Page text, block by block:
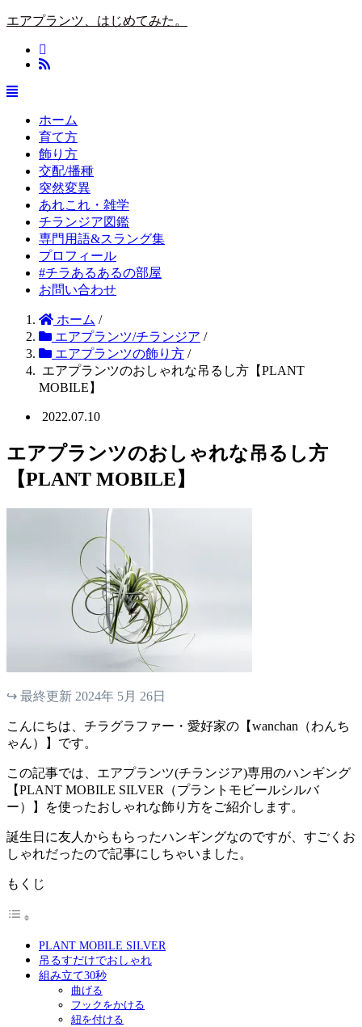
エアプランツ、はじめてみた。
ホーム
育て方
飾り方
交配/播種
突然変異
あれこれ・雑学
チランジア図鑑
専門用語&スラング集
プロフィール
#チラあるあるの部屋
お問い合わせ
ホーム /
エアプランツ/チランジア /
エアプランツの飾り方 /
エアプランツのおしゃれな吊るし方【PLANT
MOBILE】
2022.07.10
エアプランツのおしゃれな吊るし方
【PLANT MOBILE】
↪︎ 最終更新 2024年 5月 26日
こんにちは、チラグラファー・愛好家の【wanchan（わんち
ゃん）】です。
この記事では、エアプランツ(チランジア)専用のハンギング
【PLANT MOBILE SILVER（プラントモビールシルバ
ー）】を使ったおしゃれな飾り方をご紹介します。
誕生日に友人からもらったハンギングなのですが、すごくお
しゃれだったので記事にしちゃいました。
もくじ
PLANT MOBILE SILVER
吊るすだけでおしゃれ
組み立て30秒
曲げる
フックをかける
紐を付ける